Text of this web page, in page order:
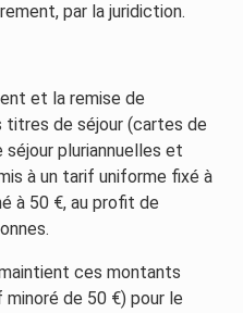
par la juridiction.
et la remise de
titres de séjour (cartes de
pluriannuelles et
à un tarif uniforme fixé à
à 50 €, au profit de
ces montants
de 50 €) pour le